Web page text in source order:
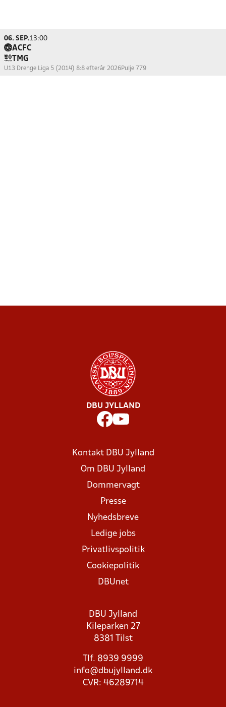
06. SEP.13:00
ACFC
TMG
U13 Drenge Liga 5 (2014) 8:8 efterår 2026Pulje 779
DBU JYLLAND
Kontakt DBU Jylland
Om DBU Jylland
Dommervagt
Presse
Nyhedsbreve
Ledige jobs
Privatlivspolitik
Cookiepolitik
DBUnet
DBU Jylland
Kileparken 27
8381 Tilst
Tlf. 8939 9999
info@dbujylland.dk
CVR: 46289714